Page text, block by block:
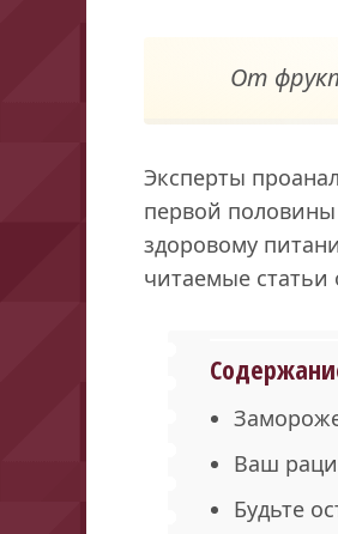
От
Эксперты
первой половины
здоровому
читаемые статьи
Ваш
Будьте